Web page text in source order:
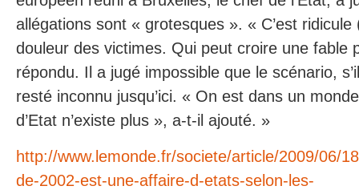
allégations sont « grotesques ». « C’est
douleur des victimes. Qui peut croire une fable
répondu. Il a jugé impossible que le scénario,
resté inconnu jusqu’ici. « On est dans un
d’Etat n’existe plus », a-t-il ajouté. »
http://www.lemonde.fr/societe/article/2009/06/
de-2002-est-une-affaire-d-etats-selon-les-